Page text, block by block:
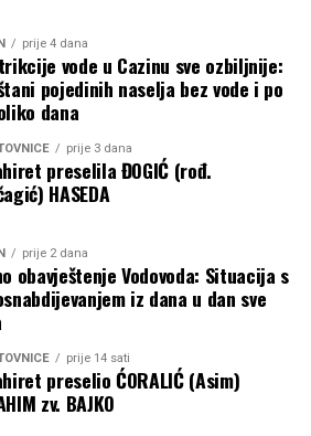
prije 4 dana
vode u Cazinu sve ozbiljnije:
pojedinih naselja bez vode i po
dana
prije 3 dana
preselila ĐOGIĆ (rođ.
HASEDA
prije 2 dana
obavještenje Vodovoda: Situacija s
iz dana u dan sve
prije 14 sati
preselio ĆORALIĆ (Asim)
zv. BAJKO